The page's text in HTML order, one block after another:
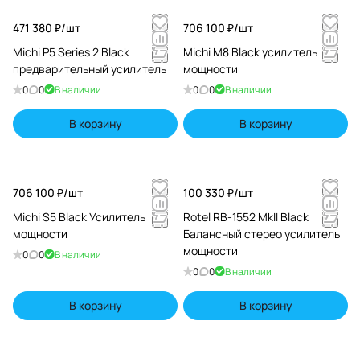
471 380 ₽/шт
Michi P5 Series 2 Black
предварительный усилитель
0 0 В наличии
В корзину
706 100 ₽/шт
Michi M8 Black усилитель
мощности
0 0 В наличии
В корзину
706 100 ₽/шт
Michi S5 Black Усилитель
мощности
0 0 В наличии
В корзину
100 330 ₽/шт
Rotel RB-1552 MkII Black
Балансный стерео усилитель
мощности
0 0 В наличии
В корзину